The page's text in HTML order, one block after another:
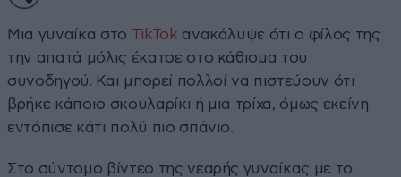
Μια γυναίκα στο TikTok ανακάλυψε ότι ο φίλος της
την απατά μόλις έκατσε στο κάθισμα του
συνοδηγού. Και μπορεί πολλοί να πιστεύουν ότι
βρήκε κάποιο σκουλαρίκι ή μια τρίχα, όμως εκείνη
εντόπισε κάτι πολύ πιο σπάνιο.
Στο σύντομο βίντεο της νεαρής γυναίκας με το